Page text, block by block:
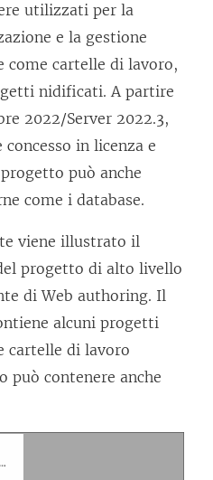
utilizzati per la
e la gestione
come cartelle di lavoro,
nidificati. A partire
2022/Server 2022.3,
in licenza e
può anche
come i database.
viene illustrato il
progetto di alto livello
di Web authoring. Il
alcuni progetti
cartelle di lavoro
può contenere anche